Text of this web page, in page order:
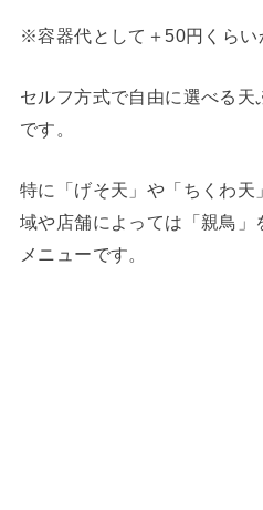
※容器代として＋50円くらい
セルフ方式で自由に選べる
です。
特に「げそ天」や「ちくわ
域や店舗によっては「親鳥
メニューです。